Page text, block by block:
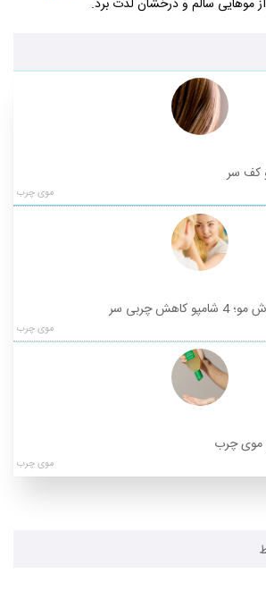
کف سر
موی چرب
چربی سر
موی چرب
موی چرب
موی چرب